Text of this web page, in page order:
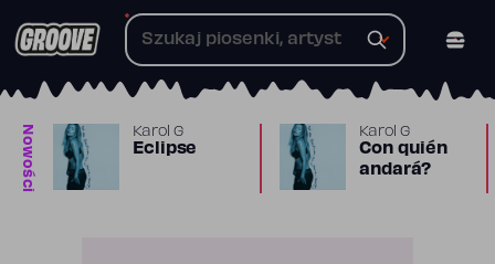
do
Nowości Karol G
Eclipse
Karol G
Con quién
andará?